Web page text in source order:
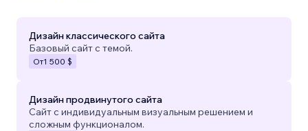
Дизайн классического сайта
Базовый сайт с темой.
От1 500 $
Дизайн продвинутого сайта
Сайт с индивидуальным визуальным решением и
сложным функционалом.